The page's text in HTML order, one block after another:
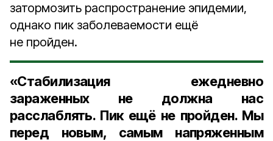
затормозить распространение эпидемии,
однако пик заболеваемости ещё
не пройден.
«Стабилизация ежедневно
зараженных не должна нас
расслаблять. Пик ещё не пройден. Мы
перед новым, самым напряженным